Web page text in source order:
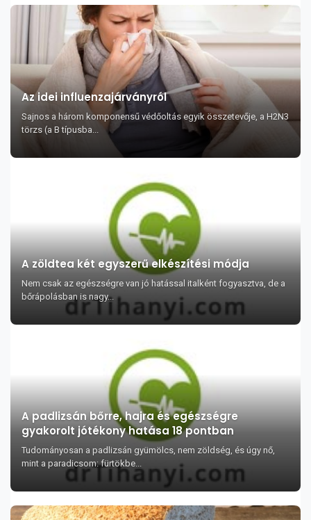
Az idei influenzajárványról
Sajnos a három komponensű védőoltás egyik összetevője, a H2N3
törzs (a B típusba...
A zöldtea két egyszerű elkészítési módja
Nem csak az egészségre van jó hatással italként fogyasztva, de a
bőrápolásban is nagy...
A padlizsán bőrre, hajra és egészségre
gyakorolt jótékony hatása 18 pontban
Tudományosan a padlizsán gyümölcs, nem zöldség, és úgy nő,
mint a paradicsom: fürtökbe...